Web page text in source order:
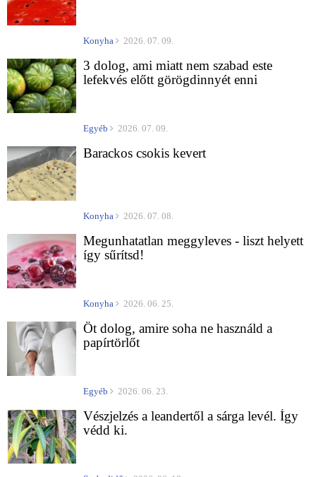
Konyha 2026. 07. 09.
3 dolog, ami miatt nem szabad este
lefekvés előtt görögdinnyét enni
Egyéb 2026. 07. 09.
Barackos csokis kevert
Konyha 2026. 07. 08.
Megunhatatlan meggyleves - liszt helyett
így sűrítsd!
Konyha 2026. 06. 25.
Öt dolog, amire soha ne használd a
papírtörlőt
Egyéb 2026. 06. 23.
Vészjelzés a leandertől a sárga levél. Így
védd ki.